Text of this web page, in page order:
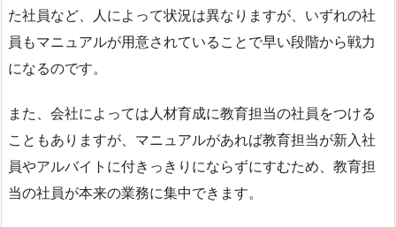
た社員など、人によって状況は異なりますが、いずれの社
員もマニュアルが用意されていることで早い段階から戦力
になるのです。
また、会社によっては人材育成に教育担当の社員をつける
こともありますが、マニュアルがあれば教育担当が新入社
員やアルバイトに付きっきりにならずにすむため、教育担
当の社員が本来の業務に集中できます。